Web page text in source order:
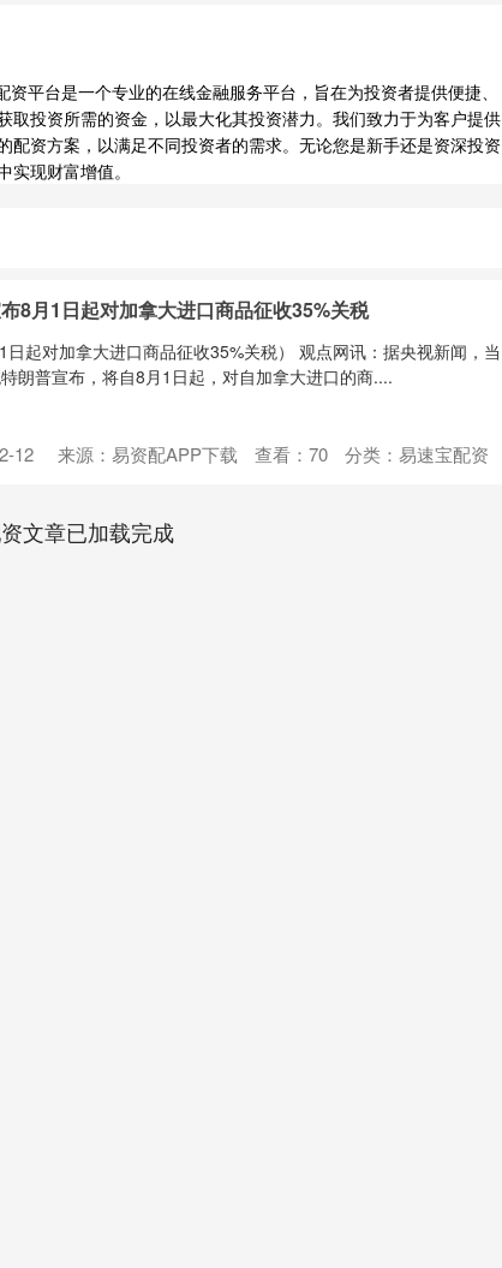
平台是一个专业的在线金融服务平台，旨在为投资者提供便捷、
投资所需的资金，以最大化其投资潜力。我们致力于为客户提供
资方案，以满足不同投资者的需求。无论您是新手还是资深投资
现财富增值。
8月1日起对加拿大进口商品征收35%关税
日起对加拿大进口商品征收35%关税） 观点网讯：据央视新闻，当
朗普宣布，将自8月1日起，对自加拿大进口的商....
12 来源：易资配APP下载 查看：70 分类：易速宝配资
文章已加载完成